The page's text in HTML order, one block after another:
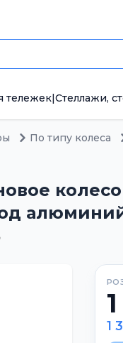
тележек|Стеллажи,
По типу колеса
1